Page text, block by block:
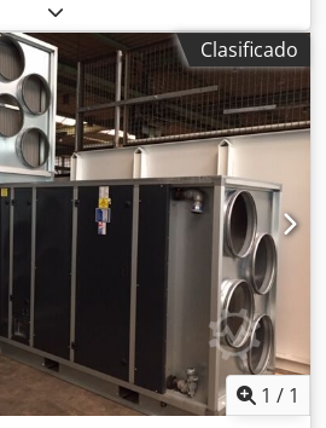
en stock Bomba centrífuga
con tomas de aspiración y
El cabezal y el cuerpo de la
todas las demás piezas en
de acero inoxidable (EN 1.4301).
Altura de elevación nominal 65,5
especificada: 16 bar /
DIN Tamaño de la conexión de
agua Rango de
°C Temperatura del fluido
998,2 kg/m³ Datos eléctricos
de motor: SIEMENS Potencia
rpm Frecuencia de la red: 50 Hz
415D/660-690Y V Corriente
23,5 A Cos Phi - Factor de potencia:
2945 rpm Número de polos: 2
34-5): IP55
Clasificado
1 / 1